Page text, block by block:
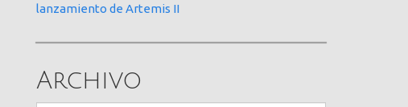
lanzamiento de Artemis II
Archivo